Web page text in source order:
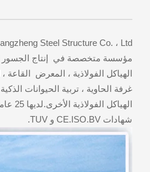
مؤسسة متخصصة في إنتاج الجسور
الهياكل الفولاذية ، المعرض القاعة
غرفة الحاوية ، تربية الحيوانات
شهادات CE.ISO.BV و TUV.